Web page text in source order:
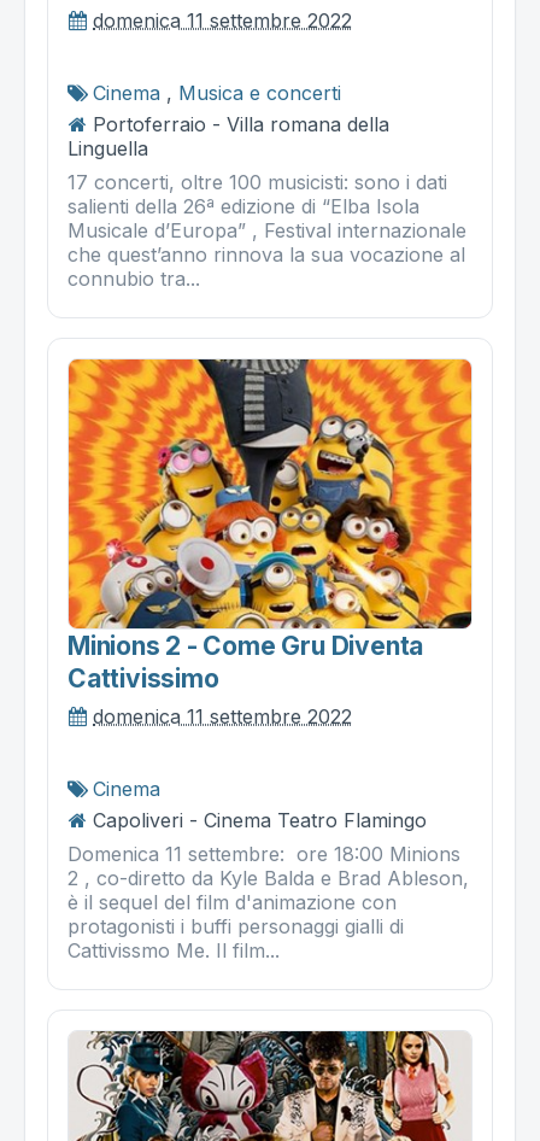
domenica 11 settembre 2022
Cinema , Musica e concerti
Portoferraio - Villa romana della
Linguella
17 concerti, oltre 100 musicisti: sono i dati
salienti della 26ª edizione di “Elba Isola
Musicale d’Europa” , Festival internazionale
che quest’anno rinnova la sua vocazione al
connubio tra...
Minions 2 - Come Gru Diventa
Cattivissimo
domenica 11 settembre 2022
Cinema
Capoliveri - Cinema Teatro Flamingo
Domenica 11 settembre: ore 18:00 Minions
2 , co-diretto da Kyle Balda e Brad Ableson,
è il sequel del film d'animazione con
protagonisti i buffi personaggi gialli di
Cattivissmo Me. Il film...